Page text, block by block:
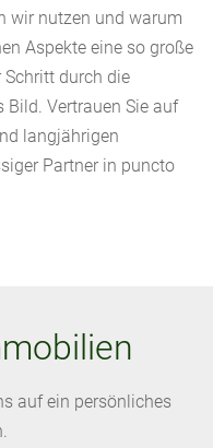
wir nutzen und warum
Aspekte eine so große
Schritt durch die
Bild. Vertrauen Sie auf
langjährigen
Partner in puncto
auf ein persönliches